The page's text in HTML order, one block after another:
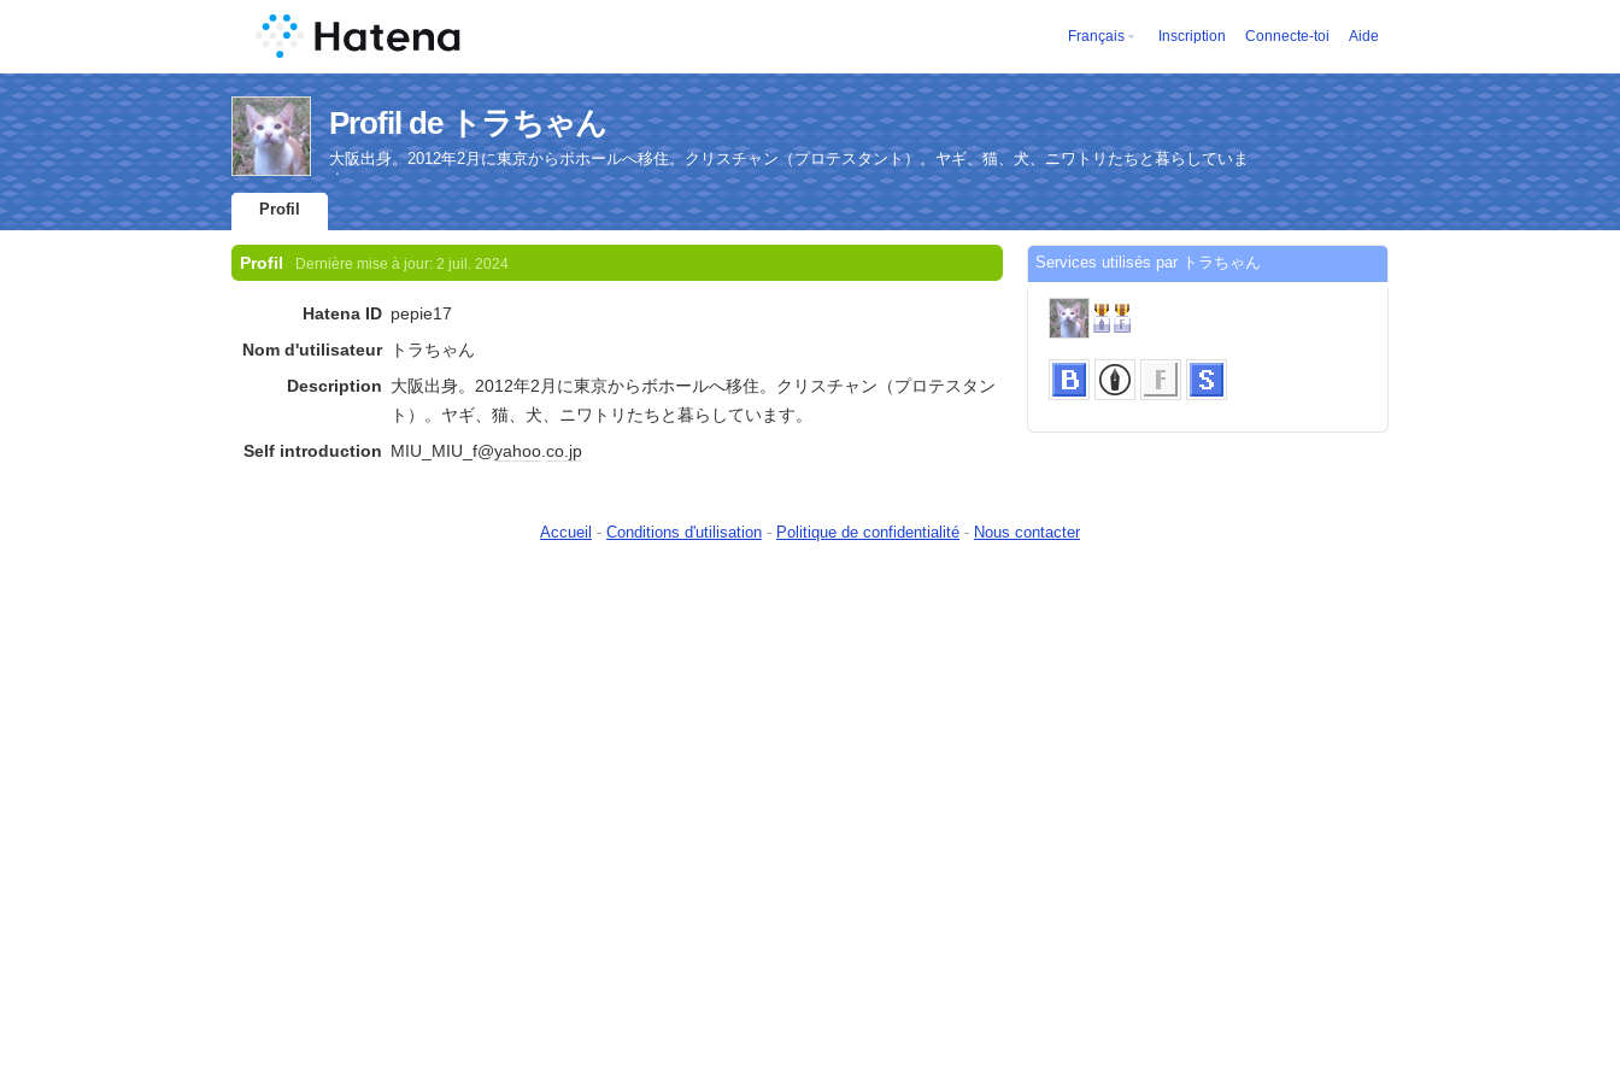
Français Inscription Connecte-toi Aide
Profil de トラちゃん
大阪出身。2012年2月に東京からボホールへ移住。クリスチャン（プロテスタント）。ヤギ、猫、犬、ニワトリたちと暮らしていま
す。
Profil
Profil Dernière mise à jour: 2 juil. 2024
Hatena ID pepie17
Nom d'utilisateur
トラちゃん
Description 大阪出身。2012年2月に東京からボホールへ移住。クリスチャン（プロテスタン
ト）。ヤギ、猫、犬、ニワトリたちと暮らしています。
Self introduction MIU_MIU_f@yahoo.co.jp
Services utilisés par トラちゃん
Accueil - Conditions d'utilisation - Politique de confidentialité - Nous contacter